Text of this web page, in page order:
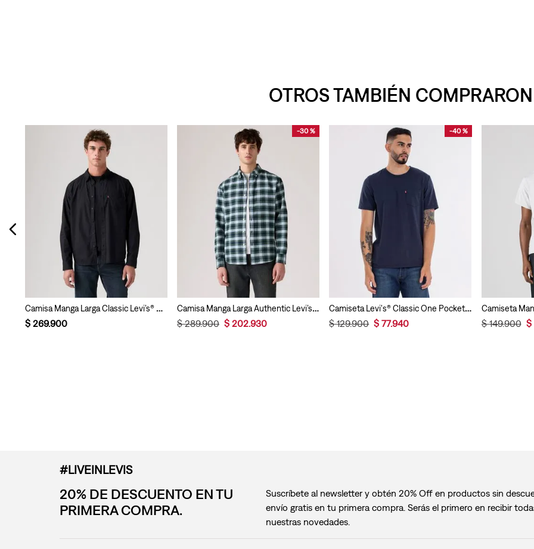
OTROS TAMBIÉN COMPRARON
Camisa Manga Larga Classic Levi’s® Para Hombre
$ 269.900
-30 %
Camisa Manga Larga Authentic Levi’s® Para Hombre
$ 289.900 $ 202.930
-40 %
Camiseta Levi's® Classic One Pocket para Hombre
$ 129.900 $ 77.940
$ 149.900 $
#LIVEINLEVIS
20% DE DESCUENTO EN TU
PRIMERA COMPRA.
Suscríbete al newsletter y obtén 20% Off en productos sin
envío gratis en tu primera compra. Serás el primero en recibir
nuestras novedades.